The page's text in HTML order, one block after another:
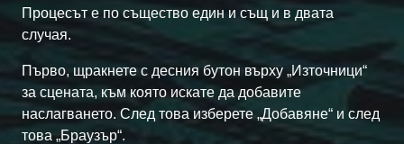
Процесът е по същество един и същ и в двата
случая.
Първо, щракнете с десния бутон върху „Източници“
за сцената, към която искате да добавите
наслагването. След това изберете „Добавяне“ и след
това „Браузър“.